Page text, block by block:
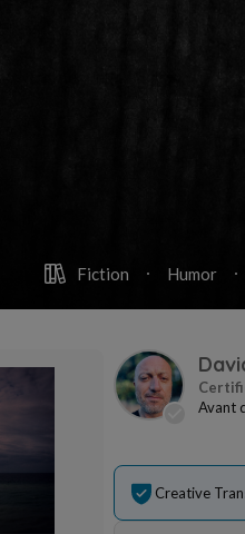
Fiction Humor
Avant
Creative